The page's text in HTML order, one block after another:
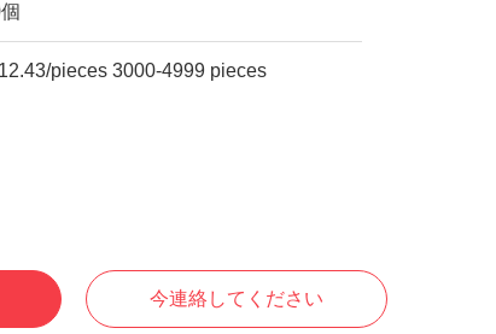
pieces 3000-4999 pieces
今連絡してください